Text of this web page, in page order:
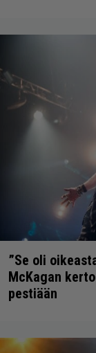
”Se oli
McKagan
pestiään